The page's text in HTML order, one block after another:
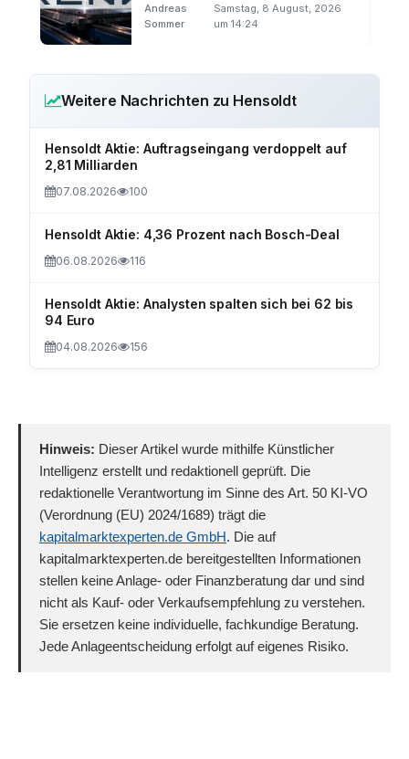
Andreas
Sommer
Samstag, 8 August, 2026
um 14:24
Weitere Nachrichten zu Hensoldt
Hensoldt Aktie: Auftragseingang verdoppelt auf
2,81 Milliarden
07.08.2026 100
Hensoldt Aktie: 4,36 Prozent nach Bosch-Deal
06.08.2026 116
Hensoldt Aktie: Analysten spalten sich bei 62 bis
94 Euro
04.08.2026 156
Hinweis: Dieser Artikel wurde mithilfe Künstlicher
Intelligenz erstellt und redaktionell geprüft. Die
redaktionelle Verantwortung im Sinne des Art. 50 KI-VO
(Verordnung (EU) 2024/1689) trägt die
kapitalmarktexperten.de GmbH. Die auf
kapitalmarktexperten.de bereitgestellten Informationen
stellen keine Anlage- oder Finanzberatung dar und sind
nicht als Kauf- oder Verkaufsempfehlung zu verstehen.
Sie ersetzen keine individuelle, fachkundige Beratung.
Jede Anlageentscheidung erfolgt auf eigenes Risiko.